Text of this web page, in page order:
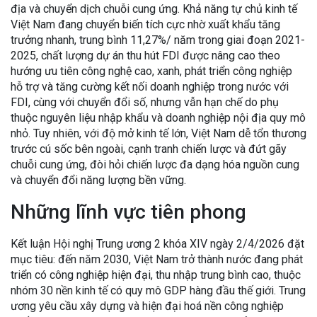
địa và chuyển dịch chuỗi cung ứng. Khả năng tự chủ kinh tế
Việt Nam đang chuyển biến tích cực nhờ xuất khẩu tăng
trưởng nhanh, trung bình 11,27%/ năm trong giai đoạn 2021-
2025, chất lượng dự án thu hút FDI được nâng cao theo
hướng ưu tiên công nghệ cao, xanh, phát triển công nghiệp
hỗ trợ và tăng cường kết nối doanh nghiệp trong nước với
FDI, cùng với chuyển đổi số, nhưng vẫn hạn chế do phụ
thuộc nguyên liệu nhập khẩu và doanh nghiệp nội địa quy mô
nhỏ. Tuy nhiên, với độ mở kinh tế lớn, Việt Nam dễ tổn thương
trước cú sốc bên ngoài, cạnh tranh chiến lược và đứt gãy
chuỗi cung ứng, đòi hỏi chiến lược đa dạng hóa nguồn cung
và chuyển đổi năng lượng bền vững.
Những lĩnh vực tiên phong
Kết luận Hội nghị Trung ương 2 khóa XIV ngày 2/4/2026 đặt
mục tiêu: đến năm 2030, Việt Nam trở thành nước đang phát
triển có công nghiệp hiện đại, thu nhập trung bình cao, thuộc
nhóm 30 nền kinh tế có quy mô GDP hàng đầu thế giới. Trung
ương yêu cầu xây dựng và hiện đại hoá nền công nghiệp